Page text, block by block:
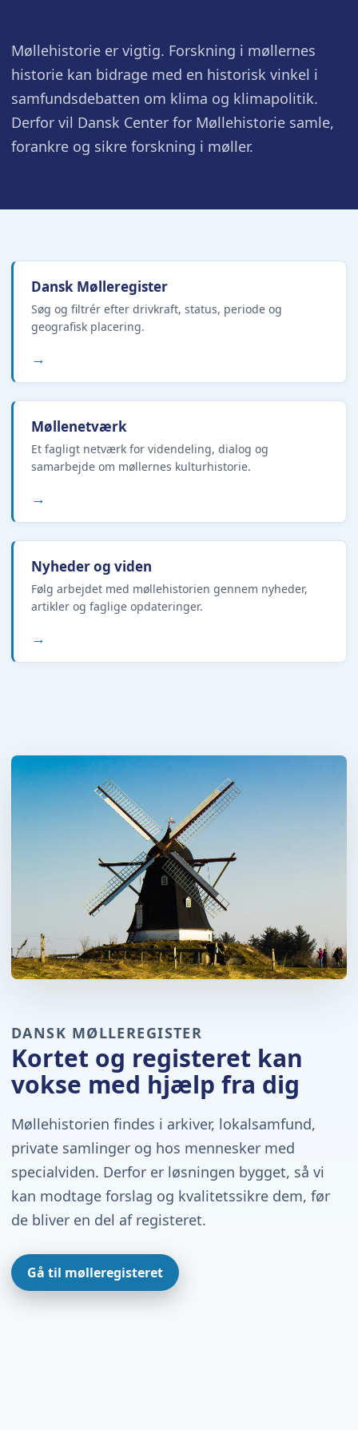
Møllehistorie er vigtig. Forskning i møllernes
historie kan bidrage med en historisk vinkel i
samfundsdebatten om klima og klimapolitik.
Derfor vil Dansk Center for Møllehistorie samle,
forankre og sikre forskning i møller.
Dansk Mølleregister
Søg og filtrér efter drivkraft, status, periode og
geografisk placering.
→
Møllenetværk
Et fagligt netværk for videndeling, dialog og
samarbejde om møllernes kulturhistorie.
→
Nyheder og viden
Følg arbejdet med møllehistorien gennem nyheder,
artikler og faglige opdateringer.
→
DANSK MØLLEREGISTER
Kortet og registeret kan
vokse med hjælp fra dig
Møllehistorien findes i arkiver, lokalsamfund,
private samlinger og hos mennesker med
specialviden. Derfor er løsningen bygget, så vi
kan modtage forslag og kvalitetssikre dem, før
de bliver en del af registeret.
Gå til mølleregisteret